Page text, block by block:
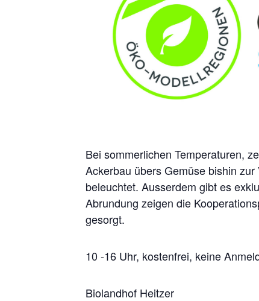
Bei sommerlichen Temperaturen,
Ackerbau übers Gemüse bishin
beleuchtet. Ausserdem gibt es
Abrundung zeigen die
gesorgt.
10 -16 Uhr, kostenfrei, keine
Biolandhof Heitzer